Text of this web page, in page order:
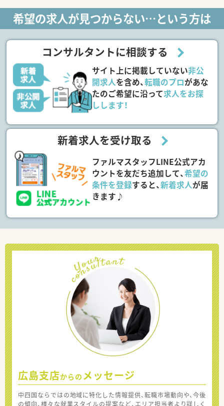
希望の求人が見つからない…という方は
コンサルタントに相談する
サイト上に掲載していない非公
開求人を含め、転職のプロがあな
たのご希望に沿って求人をお探
しします！
新着求人を受け取る
ファルマスタッフLINE公式アカ
ウントを友だち追加して、希望の
条件を登録すると、新着求人が届
きます♪
広島支店からの メッセージ
中四国ならではの地域に特化した情報提供、転職市場動向や、今後